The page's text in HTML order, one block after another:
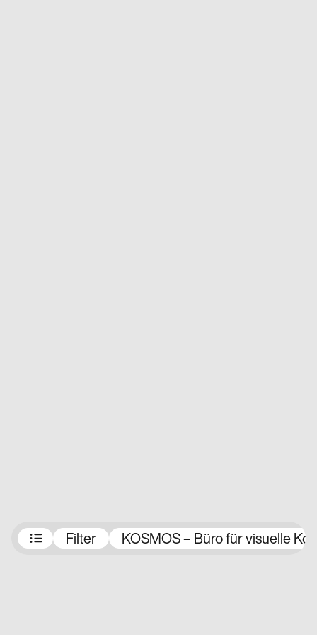
Preisträger:innen
Filter KOSMOS – Büro für visuelle